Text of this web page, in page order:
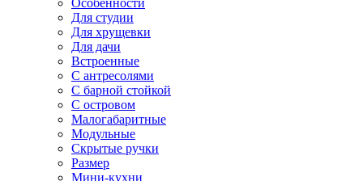
Особенности
Для студии
Для хрущевки
Для дачи
Встроенные
С антресолями
С барной стойкой
С островом
Малогабаритные
Модульные
Скрытые ручки
Размер
Мини-кухни